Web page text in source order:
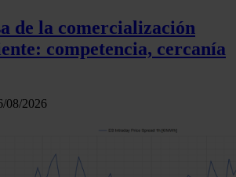
de la comercialización
competencia, cercanía
08/2026